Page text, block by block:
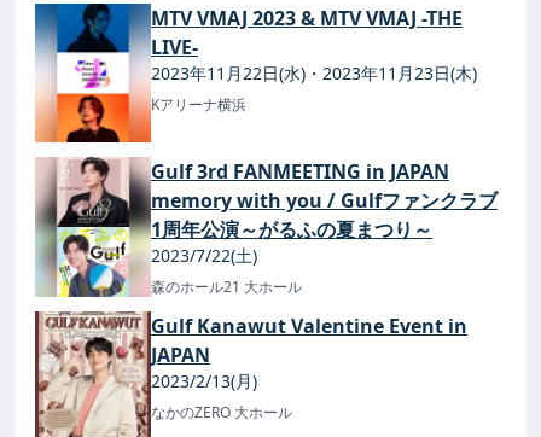
MTV VMAJ 2023 & MTV VMAJ -THE
LIVE-
2023年11月22日(水)・2023年11月23日(木)
Kアリーナ横浜
Gulf 3rd FANMEETING in JAPAN
memory with you / Gulfファンクラブ
1周年公演～がるふの夏まつり～
2023/7/22(土)
森のホール21 大ホール
Gulf Kanawut Valentine Event in
JAPAN
2023/2/13(月)
なかのZERO 大ホール